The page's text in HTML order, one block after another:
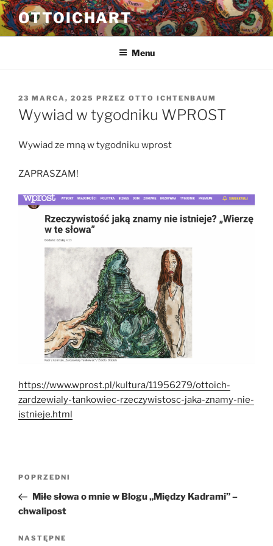
Przejdź
do
treści
OTTOICHART
Menu
OPUBLIKOWANE
W
23 MARCA, 2025 PRZEZ OTTO ICHTENBAUM
Wywiad w tygodniku WPROST
Wywiad ze mną w tygodniku wprost
ZAPRASZAM!
https://www.wprost.pl/kultura/11956279/ottoich-
zardzewialy-tankowiec-rzeczywistosc-jaka-znamy-nie-
istnieje.html
Nawigacja
Poprzedni
wpis
POPRZEDNI
Miłe słowa o mnie w Blogu „Między Kadrami” –
chwalipost
Następny
NASTĘPNE